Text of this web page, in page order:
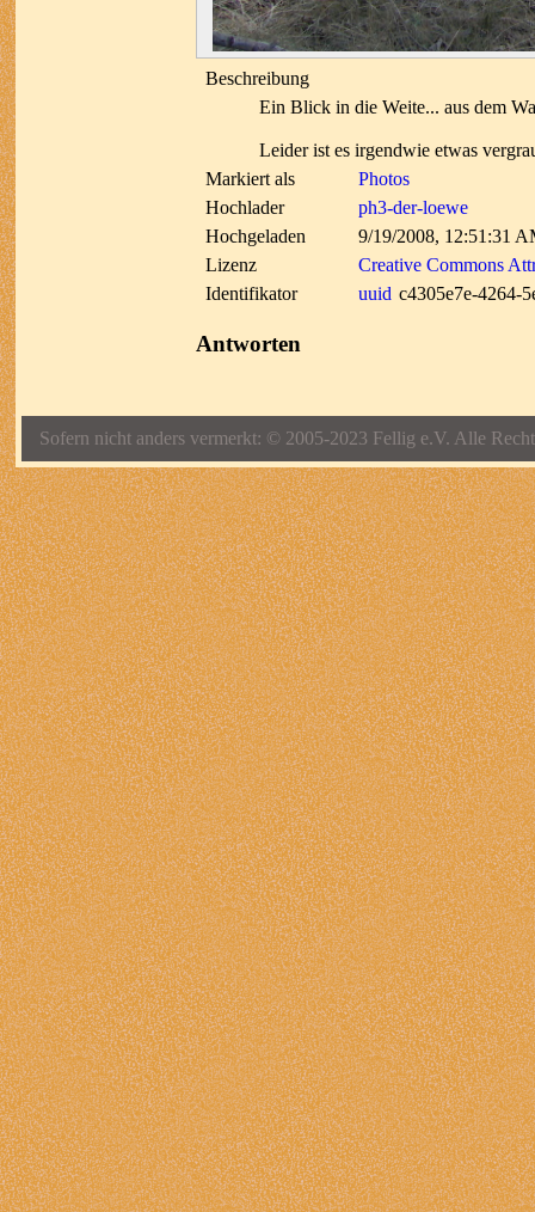
Beschreibung
Ein Blick in die Weite... aus dem
Leider ist es irgendwie etwas
Markiert als
Photos
Hochlader
ph3-der-loewe
Hochgeladen
9/19/2008, 12:51:31
Lizenz
Creative Commons
Identifikator
uuid c4305e7e-4264-
Antworten
Sofern nicht anders vermerkt: © 2005-2023 Fellig e.V. Alle